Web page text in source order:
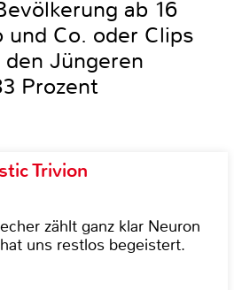
ab 16
Co. oder Clips
Jüngeren
Prozent
Trivion
zählt ganz klar Neuron
uns restlos begeistert.